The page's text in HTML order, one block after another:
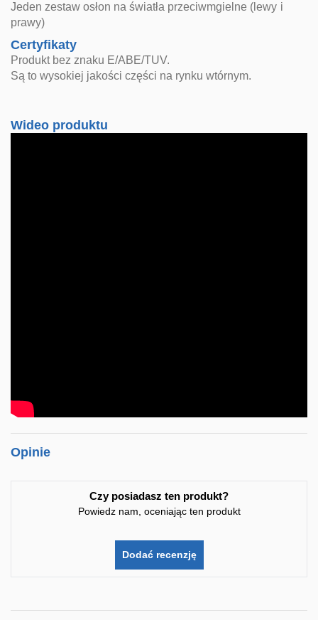
Jeden zestaw osłon na światła przeciwmgielne (lewy i
prawy)
Certyfikaty
Produkt bez znaku E/ABE/TUV.
Są to wysokiej jakości części na rynku wtórnym.
Wideo produktu
Opinie
Czy posiadasz ten produkt?
Powiedz nam, oceniając ten produkt
Dodać recenzję